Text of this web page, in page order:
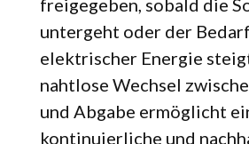
freigegeben, sobald die
untergeht oder der
elektrischer Energie
nahtlose Wechsel
und Abgabe ermöglicht
kontinuierliche und